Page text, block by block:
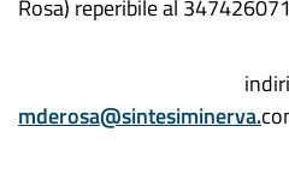
Rosa) reperibile al
indirizzo
mderosa@sintesiminerva.